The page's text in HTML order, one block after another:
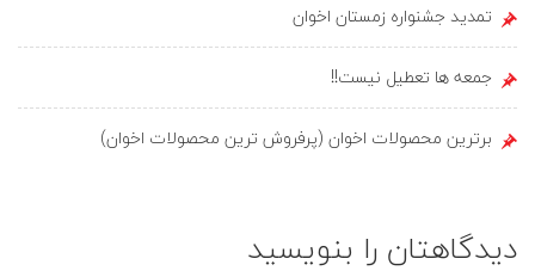
تمدید جشنواره زمستان اخوان
جمعه ها تعطیل نیست!!
برترین محصولات اخوان (پرفروش ترین محصولات اخوان)
دیدگاهتان را بنویسید